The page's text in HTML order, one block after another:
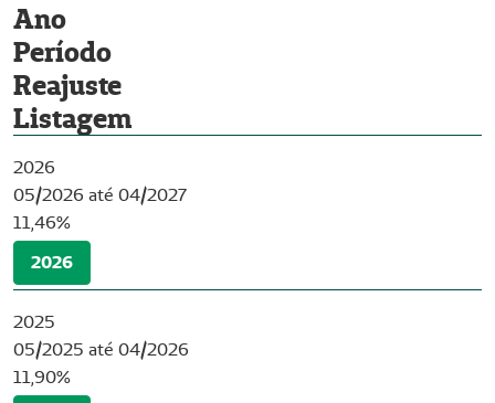
Ano
Período
Reajuste
Listagem
2026
05/2026 até 04/2027
11,46%
2026
2025
05/2025 até 04/2026
11,90%